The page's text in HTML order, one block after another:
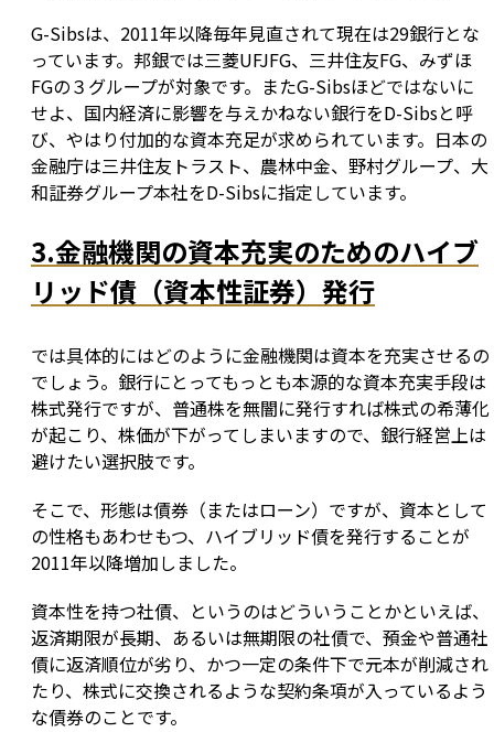
G-Sibsは、2011年以降毎年見直されて現在は29銀行とな
っています。邦銀では三菱UFJFG、三井住友FG、みずほ
FGの３グループが対象です。またG-Sibsほどではないに
せよ、国内経済に影響を与えかねない銀行をD-Sibsと呼
び、やはり付加的な資本充足が求められています。日本の
金融庁は三井住友トラスト、農林中金、野村グループ、大
和証券グループ本社をD-Sibsに指定しています。
3.金融機関の資本充実のためのハイブ
リッド債（資本性証券）発行
では具体的にはどのように金融機関は資本を充実させるの
でしょう。銀行にとってもっとも本源的な資本充実手段は
株式発行ですが、普通株を無闇に発行すれば株式の希薄化
が起こり、株価が下がってしまいますので、銀行経営上は
避けたい選択肢です。
そこで、形態は債券（またはローン）ですが、資本として
の性格もあわせもつ、ハイブリッド債を発行することが
2011年以降増加しました。
資本性を持つ社債、というのはどういうことかといえば、
返済期限が長期、あるいは無期限の社債で、預金や普通社
債に返済順位が劣り、かつ一定の条件下で元本が削減され
たり、株式に交換されるような契約条項が入っているよう
な債券のことです。